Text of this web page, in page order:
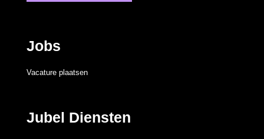
Jobs
Vacature plaatsen
Jubel Diensten